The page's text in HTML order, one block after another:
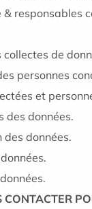
& responsables
de
personnes
et
des données.
des données.